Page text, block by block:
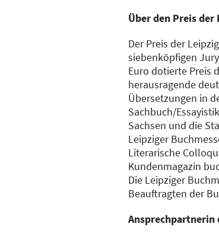
Über den Preis der
Der Preis der
siebenköpfigen
Euro dotierte Preis
herausragende
Übersetzungen in
Sachbuch/
Sachsen und die
Leipziger
Literarische
Kundenmagazin
Die Leipziger
Beauftragten der
Ansprechpartnerin